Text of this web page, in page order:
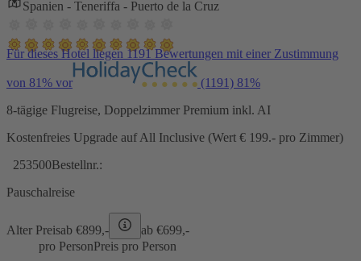
Spanien - Teneriffa - Puerto de la Cruz
Für dieses Hotel liegen 1191 Bewertungen mit einer Zustimmung
von 81% vor (1191) 81%
8-tägige Flugreise, Doppelzimmer Premium inkl. AI
Kostenfreies Upgrade auf All Inclusive (Wert € 199.- pro Zimmer)
253500Bestellnr.:
Pauschalreise
Alter Preisab €899,- ab €699,-
pro PersonPreis pro Person